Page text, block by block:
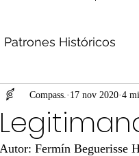
Patrones Históricos
Común Libre
Compass. 17 nov 2020 4
Autor: Fermín Beguerisse